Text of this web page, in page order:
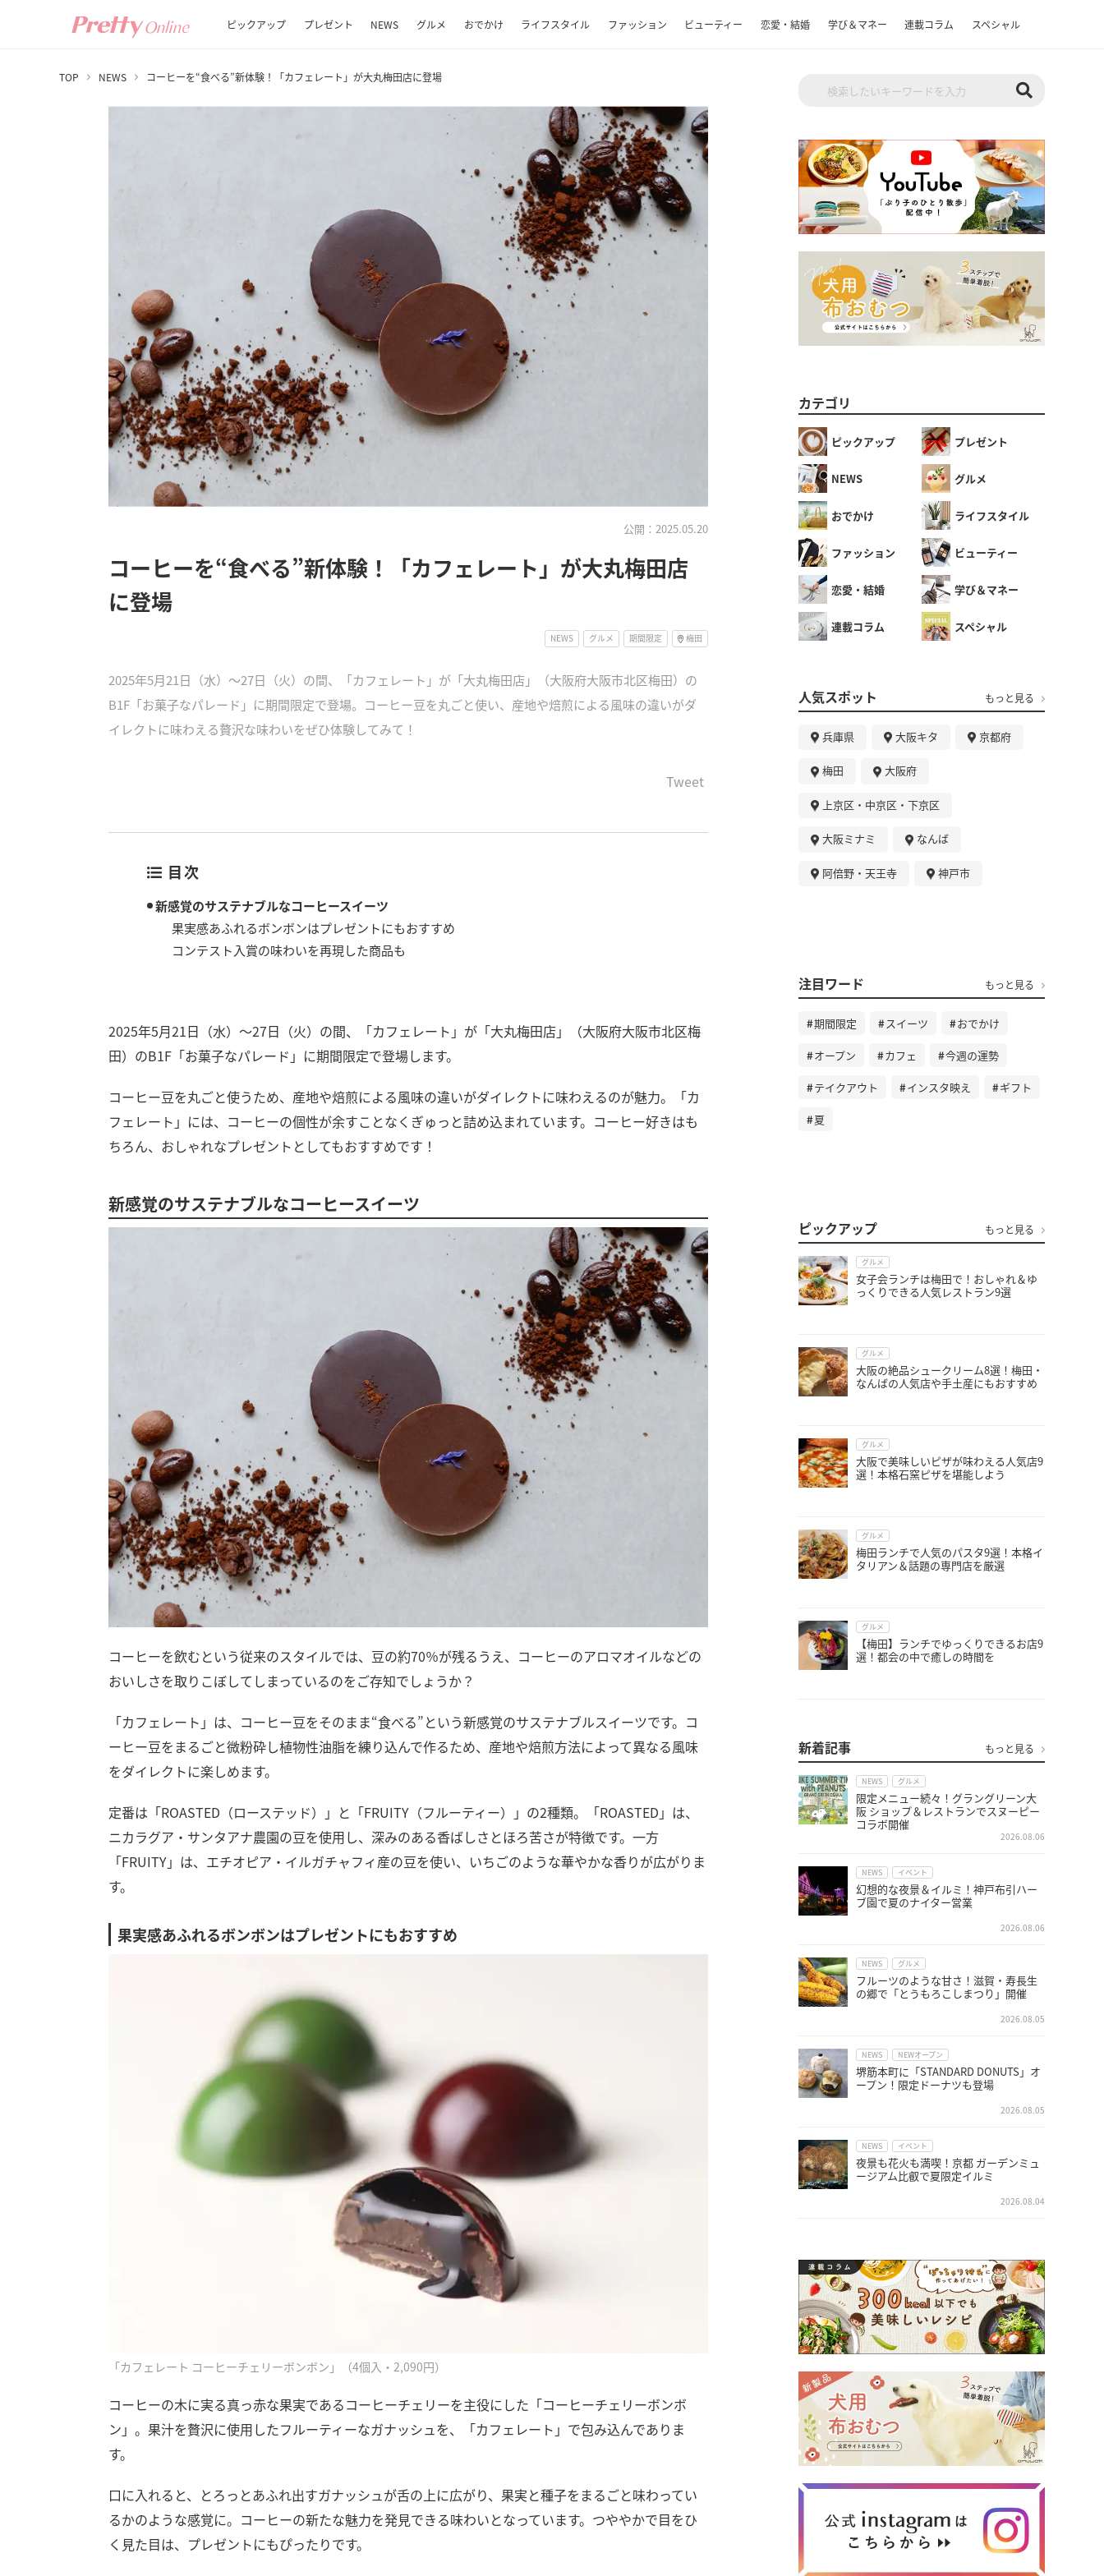
ピックアップ プレゼント NEWS グルメ おでかけ ライフスタイル ファッション ビューティー 恋愛・結婚 学び＆マネー 連載コラム スペシャル
TOP NEWS コーヒーを“食べる”新体験！「カフェレート」が大丸梅田店に登場
公開：2025.05.20
コーヒーを“食べる”新体験！「カフェレート」が大丸梅田店
に登場
NEWS グルメ 期間限定 梅田
2025年5月21日（水）～27日（火）の間、「カフェレート」が「大丸梅田店」（大阪府大阪市北区梅田）の
B1F「お菓子なパレード」に期間限定で登場。コーヒー豆を丸ごと使い、産地や焙煎による風味の違いがダ
イレクトに味わえる贅沢な味わいをぜひ体験してみて！
Tweet
目次
新感覚のサステナブルなコーヒースイーツ
果実感あふれるボンボンはプレゼントにもおすすめ
コンテスト入賞の味わいを再現した商品も
2025年5月21日（水）～27日（火）の間、「カフェレート」が「大丸梅田店」（大阪府大阪市北区梅
田）のB1F「お菓子なパレード」に期間限定で登場します。
コーヒー豆を丸ごと使うため、産地や焙煎による風味の違いがダイレクトに味わえるのが魅力。「カ
フェレート」には、コーヒーの個性が余すことなくぎゅっと詰め込まれています。コーヒー好きはも
ちろん、おしゃれなプレゼントとしてもおすすめです！
新感覚のサステナブルなコーヒースイーツ
コーヒーを飲むという従来のスタイルでは、豆の約70％が残るうえ、コーヒーのアロマオイルなどの
おいしさを取りこぼしてしまっているのをご存知でしょうか？
「カフェレート」は、コーヒー豆をそのまま“食べる”という新感覚のサステナブルスイーツです。コ
ーヒー豆をまるごと微粉砕し植物性油脂を練り込んで作るため、産地や焙煎方法によって異なる風味
をダイレクトに楽しめます。
定番は「ROASTED（ローステッド）」と「FRUITY（フルーティー）」の2種類。「ROASTED」は、
ニカラグア・サンタアナ農園の豆を使用し、深みのある香ばしさとほろ苦さが特徴です。一方
「FRUITY」は、エチオピア・イルガチャフィ産の豆を使い、いちごのような華やかな香りが広がりま
す。
果実感あふれるボンボンはプレゼントにもおすすめ
「カフェレート コーヒーチェリーボンボン」（4個入・2,090円）
コーヒーの木に実る真っ赤な果実であるコーヒーチェリーを主役にした「コーヒーチェリーボンボ
ン」。果汁を贅沢に使用したフルーティーなガナッシュを、「カフェレート」で包み込んでありま
す。
口に入れると、とろっとあふれ出すガナッシュが舌の上に広がり、果実と種子をまるごと味わってい
るかのような感覚に。コーヒーの新たな魅力を発見できる味わいとなっています。つややかで目をひ
く見た目は、プレゼントにもぴったりです。
カテゴリ
ピックアップ プレゼント
NEWS グルメ
おでかけ ライフスタイル
ファッション ビューティー
恋愛・結婚 学び＆マネー
連載コラム スペシャル
人気スポット もっと見る
兵庫県 大阪キタ 京都府
梅田 大阪府
上京区・中京区・下京区
大阪ミナミ なんば
阿倍野・天王寺 神戸市
注目ワード もっと見る
期間限定 スイーツ おでかけ
オープン カフェ 今週の運勢
テイクアウト インスタ映え ギフト
夏
ピックアップ もっと見る
グルメ
女子会ランチは梅田で！おしゃれ＆ゆ
っくりできる人気レストラン9選
グルメ
大阪の絶品シュークリーム8選！梅田・
なんばの人気店や手土産にもおすすめ
グルメ
大阪で美味しいピザが味わえる人気店9
選！本格石窯ピザを堪能しよう
グルメ
梅田ランチで人気のパスタ9選！本格イ
タリアン＆話題の専門店を厳選
グルメ
【梅田】ランチでゆっくりできるお店9
選！都会の中で癒しの時間を
新着記事 もっと見る
NEWS グルメ
限定メニュー続々！グラングリーン大
阪 ショップ＆レストランでスヌーピー
コラボ開催
2026.08.06
NEWS イベント
幻想的な夜景＆イルミ！神戸布引ハー
ブ園で夏のナイター営業
2026.08.06
NEWS グルメ
フルーツのような甘さ！滋賀・寿長生
の郷で「とうもろこしまつり」開催
2026.08.05
NEWS NEWオープン
堺筋本町に「STANDARD DONUTS」オ
ープン！限定ドーナツも登場
2026.08.05
NEWS イベント
夜景も花火も満喫！京都 ガーデンミュ
ージアム比叡で夏限定イルミ
2026.08.04